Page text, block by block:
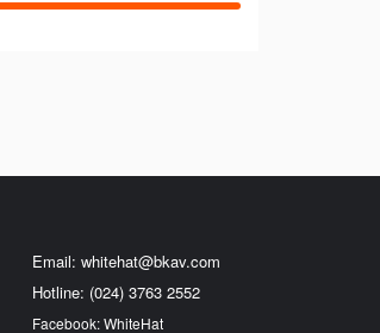
Email: whitehat@bkav.com
Hotline: (024) 3763 2552
Facebook: WhiteHat